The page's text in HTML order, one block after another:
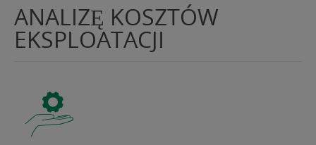
ANALIZĘ KOSZTÓW
EKSPLOATACJI